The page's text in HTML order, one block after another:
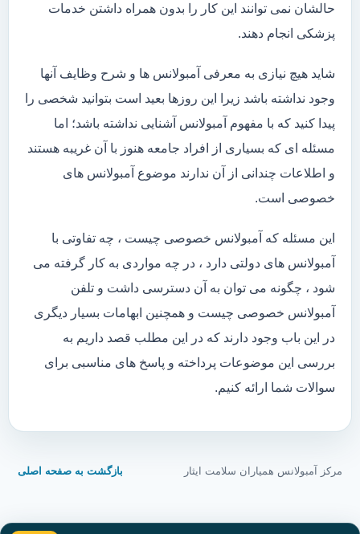
حالشان نمی توانند این کار را بدون همراه داشتن خدمات
پزشکی انجام دهند.
شاید هیچ نیازی به معرفی آمبولانس ها و شرح وظایف آنها
وجود نداشته باشد زیرا این روزها بعید است بتوانید شخصی را
پیدا کنید که با مفهوم آمبولانس آشنایی نداشته باشد؛ اما
مسئله ای که بسیاری از افراد جامعه هنوز با آن غریبه هستند
و اطلاعات چندانی از آن ندارند موضوع آمبولانس های
خصوصی است.
این مسئله که آمبولانس خصوصی چیست ، چه تفاوتی با
آمبولانس های دولتی دارد ، در چه مواردی به کار گرفته می
شود ، چگونه می توان به آن دسترسی داشت و تلفن
آمبولانس خصوصی چیست و همچنین ابهامات بسیار دیگری
در این باب وجود دارند که در این مطلب قصد داریم به
بررسی این موضوعات پرداخته و پاسخ های مناسبی برای
سوالات شما ارائه کنیم.
مرکز آمبولانس همیاران سلامت ایثار بازگشت به صفحه اصلی